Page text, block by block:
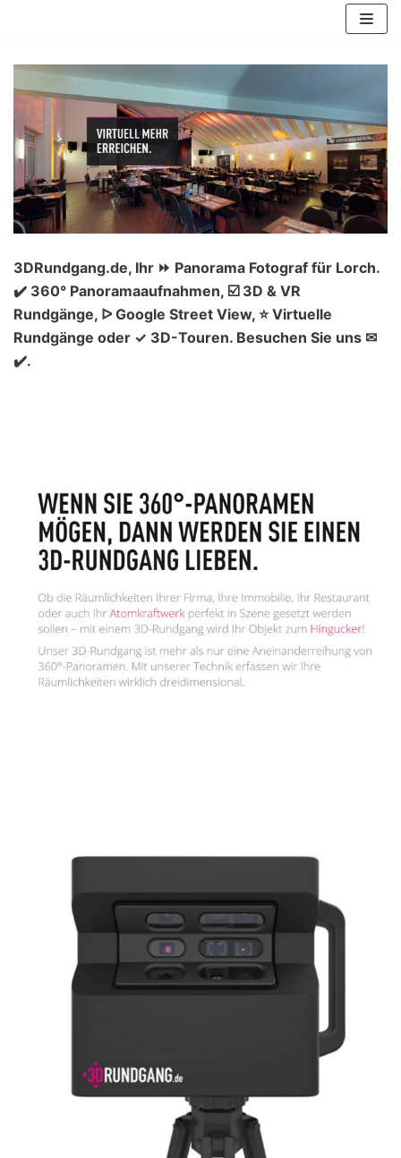
Inhalt
springen
3DRundgang.de, Ihr ⏩ Panorama Fotograf für Lorch.
✔️ 360° Panoramaaufnahmen, ☑️ 3D & VR
Rundgänge, ᐅ Google Street View, ⭐ Virtuelle
Rundgänge oder ✓ 3D-Touren. Besuchen Sie uns ✉
✔️.